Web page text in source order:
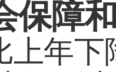
保障
上年下